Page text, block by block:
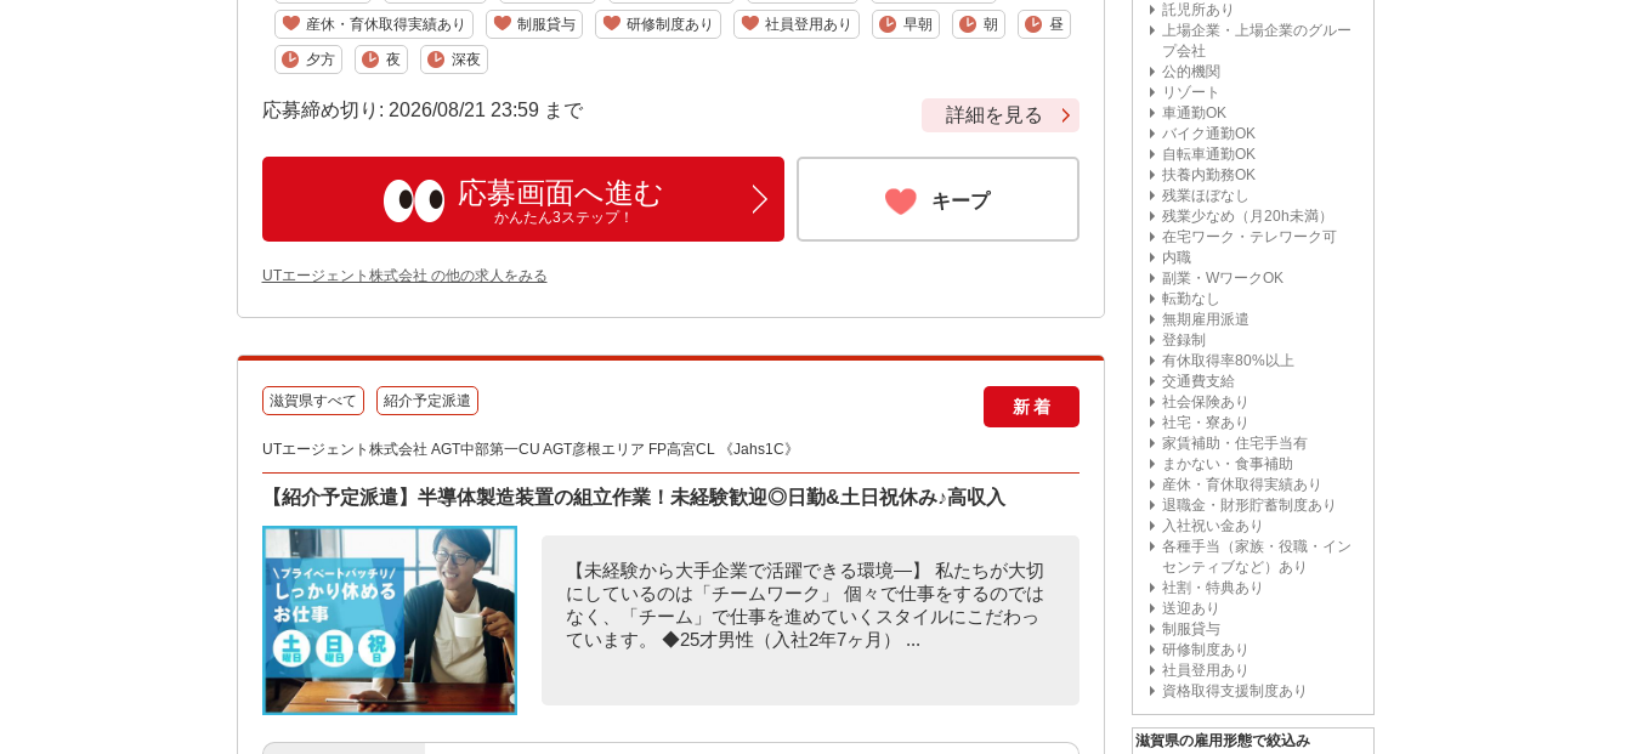
産休・育休取得実績あり 制服貸与 研修制度あり 社員登用あり 早朝 朝 昼
夕方 夜 深夜
応募締め切り: 2026/08/21 23:59 まで 詳細を見る
応募画面へ進む
かんたん3ステップ！
キープ
UTエージェント株式会社 の他の求人をみる
滋賀県すべて 紹介予定派遣 新着
UTエージェント株式会社 AGT中部第一CU AGT彦根エリア FP高宮CL 《Jahs1C》
【紹介予定派遣】半導体製造装置の組立作業！未経験歓迎◎日勤&土日祝休み♪高収入
【未経験から大手企業で活躍できる環境―】 私たちが大切
にしているのは「チームワーク」 個々で仕事をするのでは
なく、「チーム」で仕事を進めていくスタイルにこだわっ
ています。 ◆25才男性（入社2年7ヶ月） ...
託児所あり
上場企業・上場企業のグルー
プ会社
公的機関
リゾート
車通勤OK
バイク通勤OK
自転車通勤OK
扶養内勤務OK
残業ほぼなし
残業少なめ（月20h未満）
在宅ワーク・テレワーク可
内職
副業・WワークOK
転勤なし
無期雇用派遣
登録制
有休取得率80%以上
交通費支給
社会保険あり
社宅・寮あり
家賃補助・住宅手当有
まかない・食事補助
産休・育休取得実績あり
退職金・財形貯蓄制度あり
入社祝い金あり
各種手当（家族・役職・イン
センティブなど）あり
社割・特典あり
送迎あり
制服貸与
研修制度あり
社員登用あり
資格取得支援制度あり
滋賀県の雇用形態で絞込み